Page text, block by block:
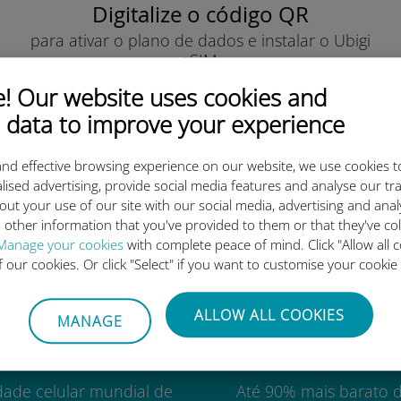
Our website uses cookies and
data to improve your experience
effective browsing experience on our website, we use cookies
advertising, provide social media features and analyse our
your use of our site with our social media, advertising and
other information that you've provided to them or that they've
your cookies with complete peace of mind. Click "Allow all
cookies. Or click "Select" if you want to customise your
MANAGE ALLOW ALL COOKIES
Digitalize o código QR
para ativar o plano de dados e instalar o Ubigi
eSIM.
eSIM internacional da Ubigi
celular mundial de
Até 90% mais barato